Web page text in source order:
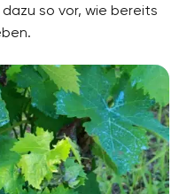
so vor, wie bereits